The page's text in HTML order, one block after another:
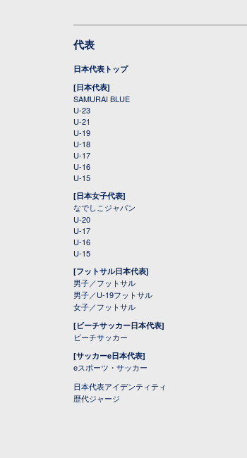
代表
日本代表トップ
[日本代表]
SAMURAI BLUE
U-23
U-21
U-19
U-18
U-17
U-16
U-15
[日本女子代表]
なでしこジャパン
U-20
U-17
U-16
U-15
[フットサル日本代表]
男子／フットサル
男子／U-19フットサル
女子／フットサル
[ビーチサッカー日本代表]
ビーチサッカー
[サッカーe日本代表]
eスポーツ・サッカー
日本代表アイデンティティ
歴代ジャージ